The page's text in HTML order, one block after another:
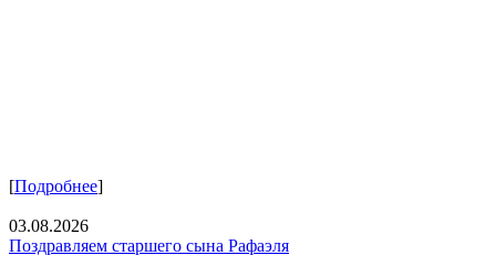
[Подробнее]
03.08.2026
Поздравляем старшего сына Рафаэля